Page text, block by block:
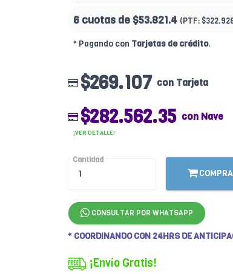
6 cuotas de $53.821.4 (PTF:
* Pagando con Tarjetas de crédito.
$269.107 con Tarjeta
$282.562.35 con Nave
¡VER DETALLE!
Cantidad
CONSULTAR POR WHATSAPP
* COORDINANDO CON 24HRS DE
¡Envío Gratis!